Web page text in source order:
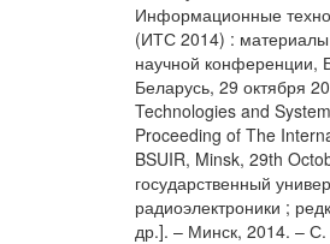
Информационные
(ИТС 2014) :
научной конференции,
Беларусь, 29 октября
Technologies and
Proceeding of The
BSUIR, Minsk, 29th
государственный
радиоэлектроники ;
др.]. – Минск, 2014. –